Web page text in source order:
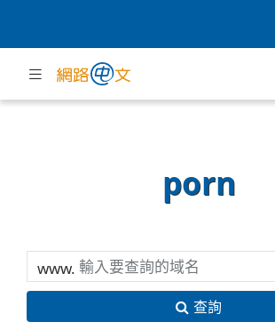
porn
www.
查詢